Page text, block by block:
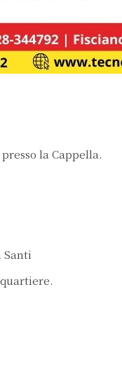
la Cappella.
Santi